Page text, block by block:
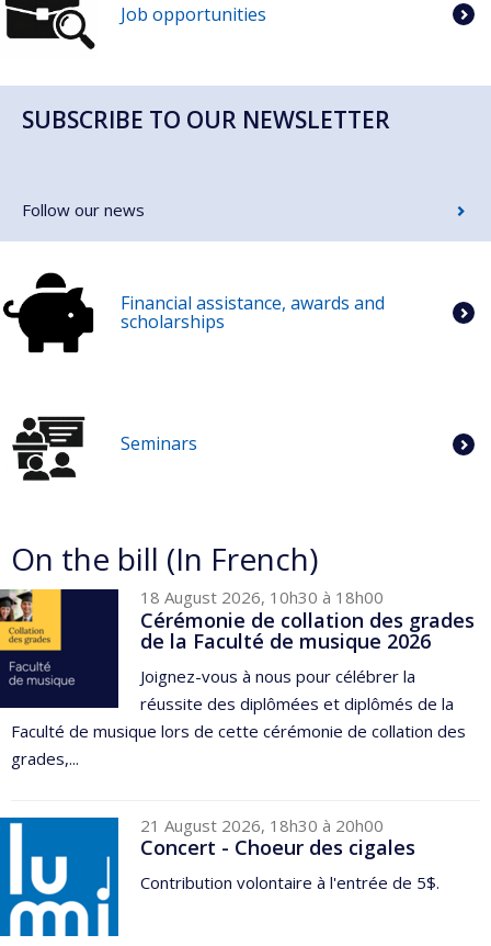
Job opportunities
SUBSCRIBE TO OUR NEWSLETTER
Follow our news
Financial assistance, awards and
scholarships
Seminars
On the bill (In French)
18 August 2026, 10h30 à 18h00
Cérémonie de collation des grades
de la Faculté de musique 2026
Joignez-vous à nous pour célébrer la
réussite des diplômées et diplômés de la
Faculté de musique lors de cette cérémonie de collation des
grades,...
21 August 2026, 18h30 à 20h00
Concert - Choeur des cigales
Contribution volontaire à l'entrée de 5$.